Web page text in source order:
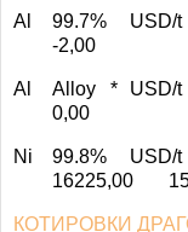
Al 99.7% USD/t
-2,00
Al Alloy * USD/t
0,00
Ni 99.8% USD/t
16225,00
КОТИРОВКИ